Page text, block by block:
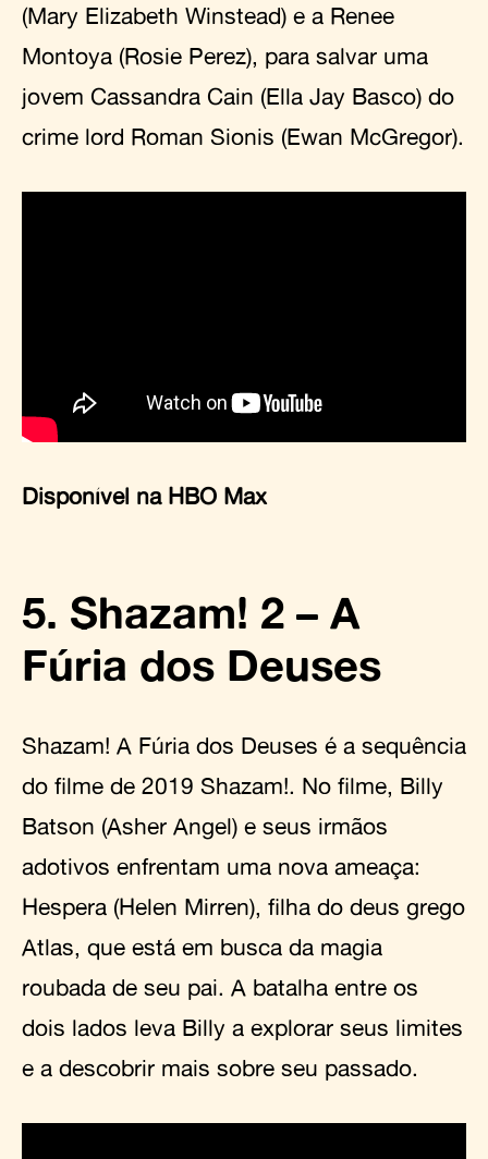
(Mary Elizabeth Winstead) e a Renee
Montoya (Rosie Perez), para salvar uma
jovem Cassandra Cain (Ella Jay Basco) do
crime lord Roman Sionis (Ewan McGregor).
Disponível na HBO Max
5. Shazam! 2 – A
Fúria dos Deuses
Shazam! A Fúria dos Deuses é a sequência
do filme de 2019 Shazam!. No filme, Billy
Batson (Asher Angel) e seus irmãos
adotivos enfrentam uma nova ameaça:
Hespera (Helen Mirren), filha do deus grego
Atlas, que está em busca da magia
roubada de seu pai. A batalha entre os
dois lados leva Billy a explorar seus limites
e a descobrir mais sobre seu passado.